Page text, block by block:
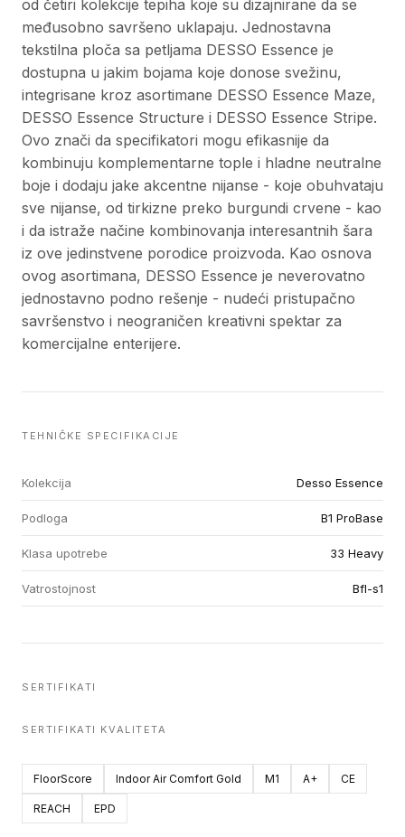
od četiri kolekcije tepiha koje su dizajnirane da se
međusobno savršeno uklapaju. Jednostavna
tekstilna ploča sa petljama DESSO Essence je
dostupna u jakim bojama koje donose svežinu,
integrisane kroz asortimane DESSO Essence Maze,
DESSO Essence Structure i DESSO Essence Stripe.
Ovo znači da specifikatori mogu efikasnije da
kombinuju komplementarne tople i hladne neutralne
boje i dodaju jake akcentne nijanse - koje obuhvataju
sve nijanse, od tirkizne preko burgundi crvene - kao
i da istraže načine kombinovanja interesantnih šara
iz ove jedinstvene porodice proizvoda. Kao osnova
ovog asortimana, DESSO Essence je neverovatno
jednostavno podno rešenje - nudeći pristupačno
savršenstvo i neograničen kreativni spektar za
komercijalne enterijere.
TEHNIČKE SPECIFIKACIJE
Kolekcija Desso Essence
Podloga B1 ProBase
Klasa upotrebe 33 Heavy
Vatrostojnost Bfl-s1
SERTIFIKATI
SERTIFIKATI KVALITETA
FloorScore Indoor Air Comfort Gold M1 A+ CE
REACH EPD